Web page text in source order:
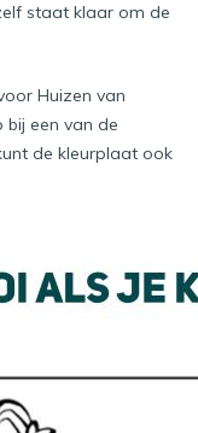
staat klaar om de
Huizen van
een van de
de kleurplaat ook